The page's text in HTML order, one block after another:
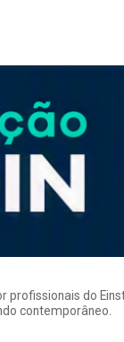
do
contemporâneo.